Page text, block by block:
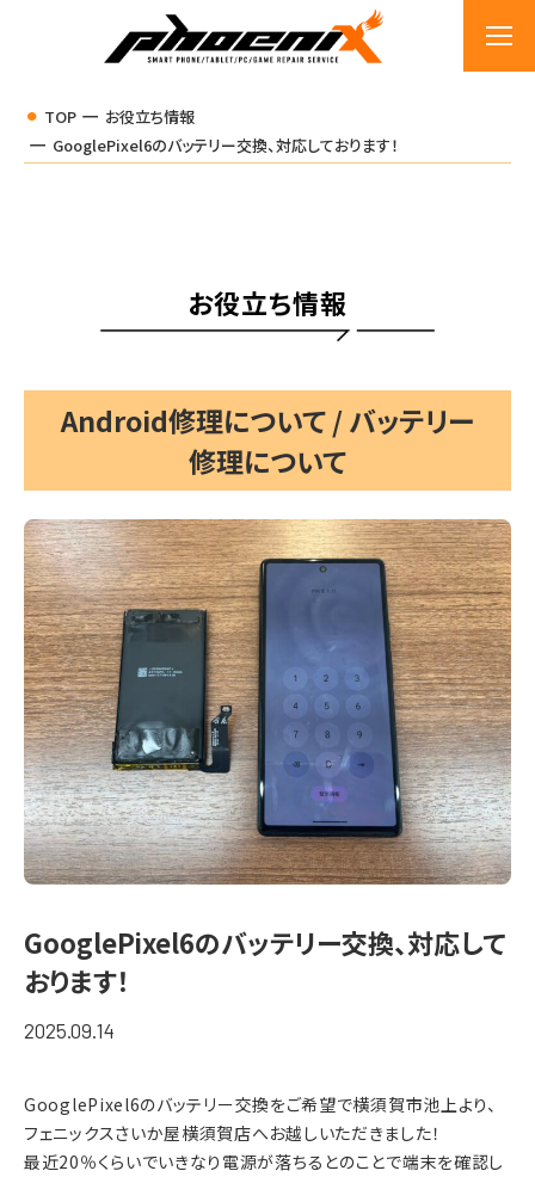
TOP
お役立ち情報
GooglePixel6のバッテリー交換、対応しております！
お役立ち情報
Android修理について / バッテリー
修理について
GooglePixel6のバッテリー交換、対応して
おります！
2025.09.14
GooglePixel6のバッテリー交換をご希望で横須賀市池上より、
フェニックスさいか屋横須賀店へお越しいただきました！
最近20％くらいでいきなり電源が落ちるとのことで端末を確認し